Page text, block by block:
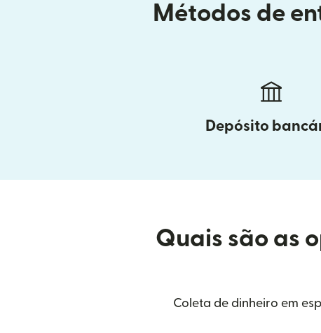
Métodos de
Depósito
Quais são as
Coleta de dinheiro em